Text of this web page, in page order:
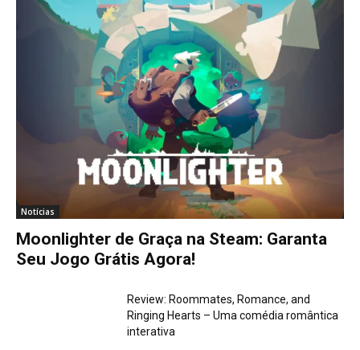
Notícias
Moonlighter de Graça na Steam: Garanta
Seu Jogo Grátis Agora!
Review: Roommates, Romance, and
Ringing Hearts – Uma comédia romântica
interativa